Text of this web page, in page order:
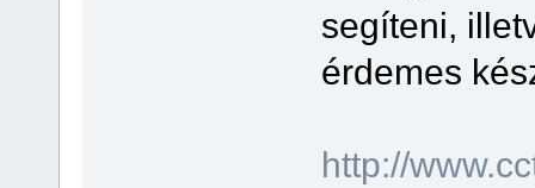
segíteni,
érdemes
http://